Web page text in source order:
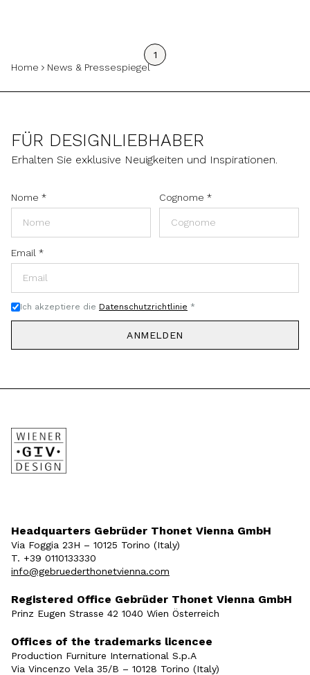
1
Home
News & Pressespiegel
FÜR DESIGNLIEBHABER
Erhalten Sie exklusive Neuigkeiten und Inspirationen.
Nome * Cognome *
Email *
Ich akzeptiere die Datenschutzrichtlinie *
ANMELDEN
Headquarters Gebrüder Thonet Vienna GmbH
Via Foggia 23H – 10125 Torino (Italy)
T. +39 0110133330
info@gebruederthonetvienna.com
Registered Office Gebrüder Thonet Vienna GmbH
Prinz Eugen Strasse 42 1040 Wien Österreich
Offices of the trademarks licencee
Production Furniture International S.p.A
Via Vincenzo Vela 35/B – 10128 Torino (Italy)